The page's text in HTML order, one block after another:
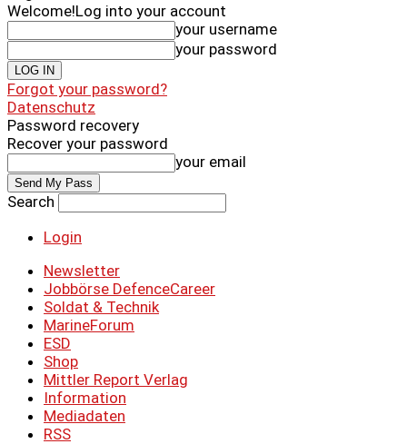
Welcome!Log into your account
your username
your password
Forgot your password?
Datenschutz
Password recovery
Recover your password
your email
Search
Login
Newsletter
Jobbörse DefenceCareer
Soldat & Technik
MarineForum
ESD
Shop
Mittler Report Verlag
Information
Mediadaten
RSS